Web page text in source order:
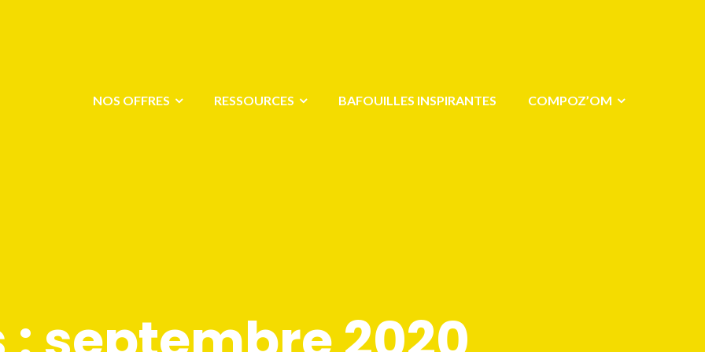
NOS OFFRES RESSOURCES BAFOUILLES INSPIRANTES COMPOZ’OM